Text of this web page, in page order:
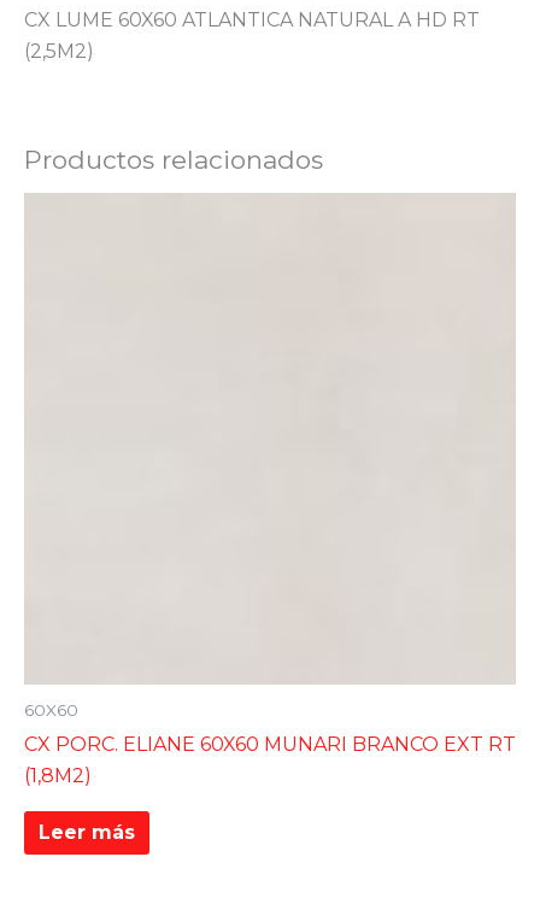
CX LUME 60X60 ATLANTICA NATURAL A HD RT
(2,5M2)
Productos relacionados
60X60
CX PORC. ELIANE 60X60 MUNARI BRANCO EXT RT
(1,8M2)
Leer más